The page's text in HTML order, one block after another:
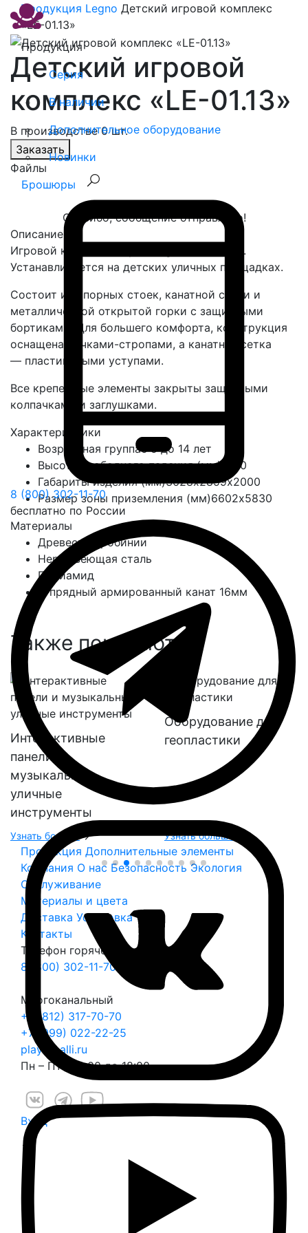
Продукция
Серия
В наличии
Дополнительное оборудование
Новинки
Брошюры
8 (800) 302-11-70
бесплатно по России
Продукция Legno Детский игровой комплекс
«LE-01.13»
Детский игровой
комплекс «LE-01.13»
В производстве 0 шт.
Заказать
Файлы
Спасибо, сообщение отправлено!
Описание
Игровой комплекс серии Legno «LE-01.13».
Устанавливается на детских уличных площадках.
Состоит из опорных стоек, канатной сетки и
металлической открытой горки с защитными
бортиками. Для большего комфорта, конструкция
оснащена ручками-стропами, а канатная сетка
— пластиковыми уступами.
Все крепежные элементы закрыты защитными
колпачками и заглушками.
Характеристики
Возрастная группас 5 до 14 лет
Высота свободного падения (мм) 1200
Габариты изделия (мм)3628х2859х2000
Размер зоны приземления (мм)6602х5830
Материалы
Древесина робинии
Нержавеющая сталь
Полиамид
6-прядный армированный канат 16мм
Также покупают:
Интерактивные
панели и
музыкальные
уличные
инструменты
Узнать больше
Оборудование для
геопластики
Узнать больше
Продукция Дополнительные элементы
Компания О нас Безопасность Экология
Обслуживание
Материалы и цвета
Доставка Установка
Контакты
Телефон горячей линии
8 (800) 302-11-70
Многоканальный
+7 (812) 317-70-70
+7 (999) 022-22-25
play@balli.ru
Пн – Пт: с 9:00 до 18:00
Вход